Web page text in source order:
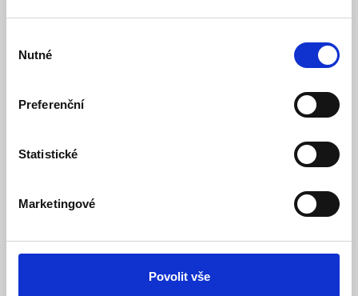
souhlasu
Nutné
Preferenční
Statistické
Marketingové
Povolit vše
Praktické provedení
Díky drobnému designu adaptér snadno umístíte na stůl
. Zapojení adaptéru je jednoduché.
Jedná se totiž o
zařízení, které nevyžaduje
Značka: TP-Link